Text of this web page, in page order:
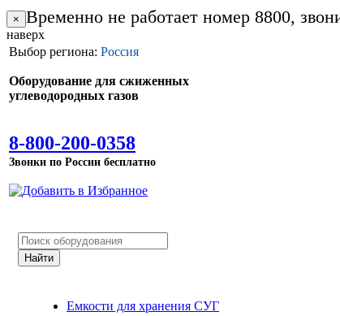
× Временно не работает номер 8800,
наверх
Выбор региона: Россия
Оборудование для сжиженных
углеводородных газов
8-800-200-0358
Звонки по России бесплатно
Емкости для хранения СУГ